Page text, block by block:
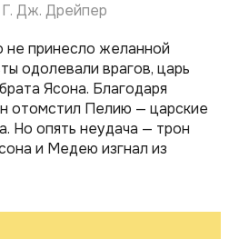
Дж. Дрейпер
не принесло желанной
одолевали врагов, царь
Ясона. Благодаря
отомстил Пелию — царские
Но опять неудача — трон
и Медею изгнал из